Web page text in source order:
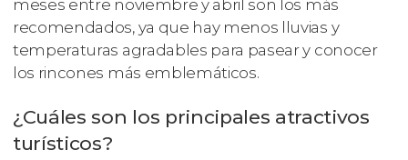
meses entre noviembre y abril son los más
recomendados, ya que hay menos lluvias y
temperaturas agradables para pasear y conocer
los rincones más emblemáticos.
¿Cuáles son los principales atractivos
turísticos?